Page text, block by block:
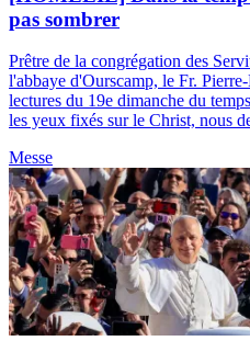
pas sombrer
Prêtre de la congrégation des
l'abbaye d'Ourscamp, le Fr.
lectures du 19e dimanche du
les yeux fixés sur le Christ, nous
Messe